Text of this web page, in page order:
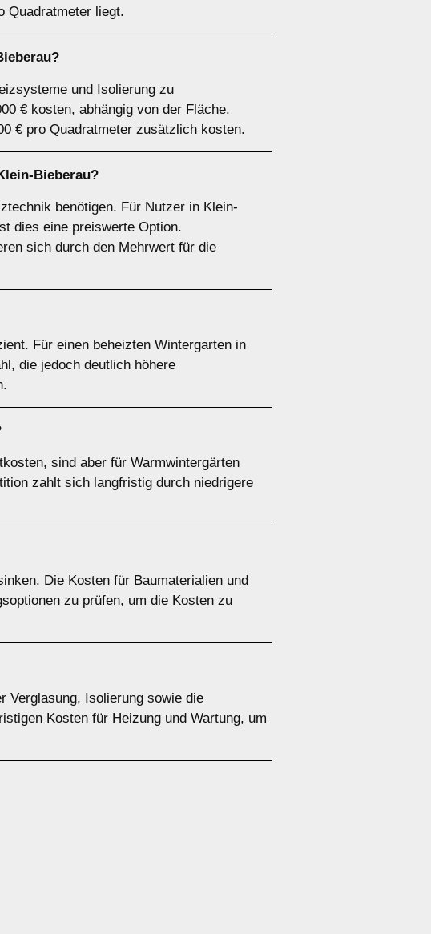
Quadratmeter liegt.
und Isolierung zu
€ kosten, abhängig von der Fläche.
€ pro Quadratmeter zusätzlich kosten.
Bieberau?
benötigen. Für Nutzer in Klein-
dies eine preiswerte Option.
sich durch den Mehrwert für die
Für einen beheizten Wintergarten in
die jedoch deutlich höhere
sind aber für Warmwintergärten
zahlt sich langfristig durch niedrigere
Die Kosten für Baumaterialien und
zu prüfen, um die Kosten zu
Verglasung, Isolierung sowie die
Kosten für Heizung und Wartung, um